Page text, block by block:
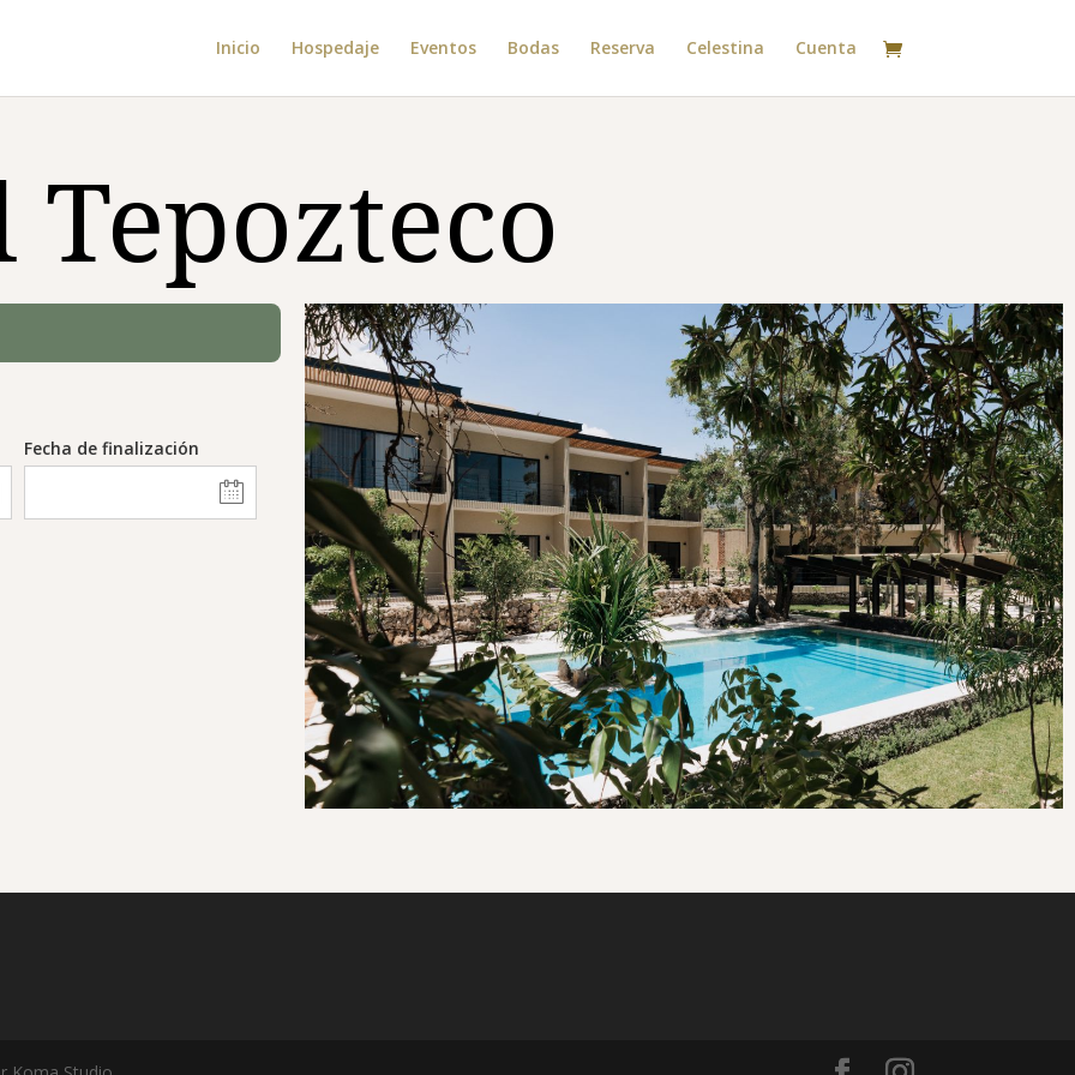
Inicio Hospedaje Eventos Bodas Reserva Celestina Cuenta
Tepozteco
Fecha de finalización